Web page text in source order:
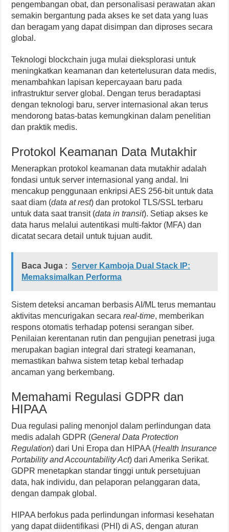
pengembangan obat, dan personalisasi perawatan akan
semakin bergantung pada akses ke set data yang luas
dan beragam yang dapat disimpan dan diproses secara
global.
Teknologi blockchain juga mulai dieksplorasi untuk
meningkatkan keamanan dan ketertelusuran data medis,
menambahkan lapisan kepercayaan baru pada
infrastruktur server global. Dengan terus beradaptasi
dengan teknologi baru, server internasional akan terus
mendorong batas-batas kemungkinan dalam penelitian
dan praktik medis.
Protokol Keamanan Data Mutakhir
Menerapkan protokol keamanan data mutakhir adalah
fondasi untuk server internasional yang andal. Ini
mencakup penggunaan enkripsi AES 256-bit untuk data
saat diam (data at rest) dan protokol TLS/SSL terbaru
untuk data saat transit (data in transit). Setiap akses ke
data harus melalui autentikasi multi-faktor (MFA) dan
dicatat secara detail untuk tujuan audit.
Baca Juga : Server Kamboja Dual Stack IP:
Memaksimalkan Performa
Sistem deteksi ancaman berbasis AI/ML terus memantau
aktivitas mencurigakan secarareal-time, memberikan
respons otomatis terhadap potensi serangan siber.
Penilaian kerentanan rutin dan pengujian penetrasi juga
merupakan bagian integral dari strategi keamanan,
memastikan bahwa sistem tetap kebal terhadap
ancaman yang berkembang.
Memahami Regulasi GDPR dan
HIPAA
Dua regulasi paling menonjol dalam perlindungan data
medis adalah GDPR (General Data Protection
Regulation) dari Uni Eropa dan HIPAA (Health Insurance
Portability and Accountability Act) dari Amerika Serikat.
GDPR menetapkan standar tinggi untuk persetujuan
data, hak individu, dan pelaporan pelanggaran data,
dengan dampak global.
HIPAA berfokus pada perlindungan informasi kesehatan
yang dapat diidentifikasi (PHI) di AS, dengan aturan